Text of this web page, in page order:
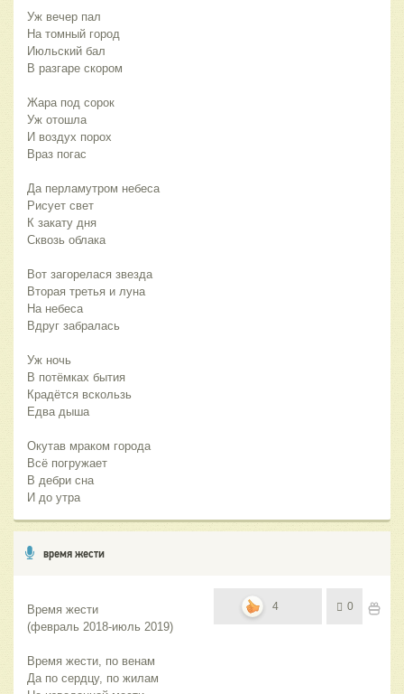
Уж вечер пал
На томный город
Июльский бал
В разгаре скором
Жара под сорок
Уж отошла
И воздух порох
Враз погас
Да перламутром небеса
Рисует свет
К закату дня
Сквозь облака
Вот загорелася звезда
Вторая третья и луна
На небеса
Вдруг забралась
Уж ночь
В потёмках бытия
Крадётся вскользь
Едва дыша
Окутав мраком города
Всё погружает
В дебри сна
И до утра
время жести
Время жести
(февраль 2018-июль 2019)
Время жести, по венам
Да по сердцу, по жилам
4 0